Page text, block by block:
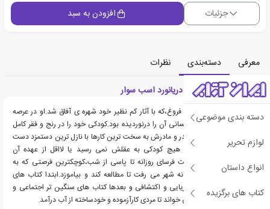
دسته بندی موضوعی
لوازم تحریر
انواع داستان
کتاب های برگزیده
جزئیات افزودن به سبد
معرفی دسته‌بندی
نظرات
معرفی کتاب جک لندن دریانورد اسب سوار
جک لندن،نویسنده ای پر فروغ،که با آثار کم نظیر خود شهره ی آفاق شد.او در عرصه
هایی پای نهاد که کمتر انسانی آن را درنوردیده بود.کودکی خود را در رنج و فقر کامل
گذراند.برای اداره زندگی پدر و مادرش به سخت ترین کارها با نازل ترین دستمزد دست
زد.فداکاری هایی کرد که هیچ کودکی به عقلش نمی رسید یا لااقل از عهده آن
برنمیآمد.با وجود کار طاقت فرسای روزانه تا پاسی از شب،کوچکترین فرصتی که به
دست می آورد به کتابخانه شهر می رفت تا مطالعه کند و بیاموزد.ابتدا کتاب های
ماجراجویانه‌ی سفرهای دریایی و اکتشافی و بعدها کتاب های سنگین تر اجتماعی و
فلسفی را در اوان نوجوانی خواند تا مردی کارآزموده و خودساخته از آب درآمد.